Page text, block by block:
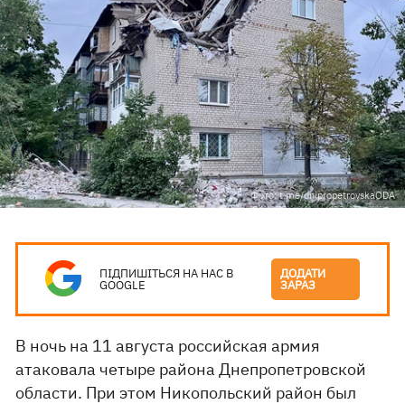
Фото: t.me/dnipropetrovskaODA
ПІДПИШІТЬСЯ НА НАС В
GOOGLE
ДОДАТИ
ЗАРАЗ
В ночь на 11 августа российская армия
атаковала четыре района Днепропетровской
области. При этом Никопольский район был